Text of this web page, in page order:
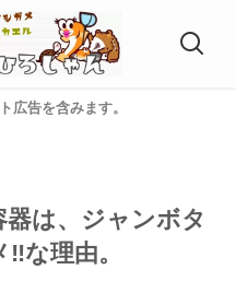
広告を含みます。
は、ジャンボタ
な理由。